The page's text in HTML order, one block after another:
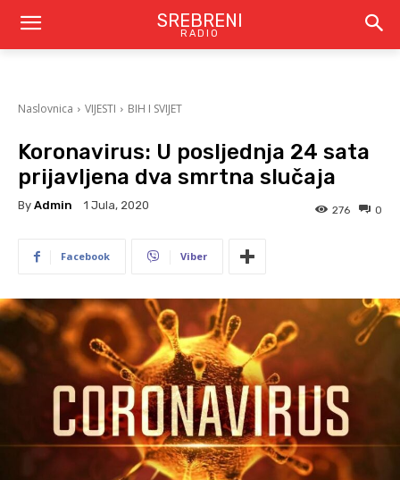
SREBRENI
RADIO
Naslovnica VIJESTI BIH I SVIJET
Koronavirus: U posljednja 24 sata
prijavljena dva smrtna slučaja
By Admin 1 Jula, 2020 0
276
Facebook Viber